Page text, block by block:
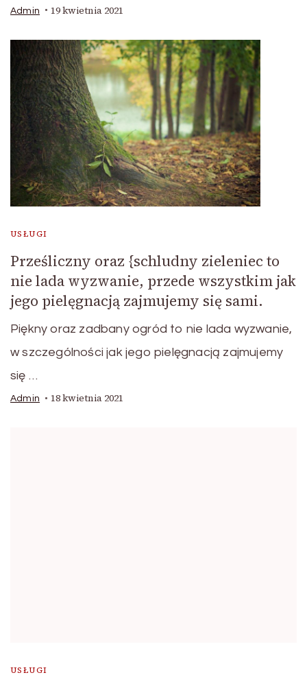
Admin 19 kwietnia 2021
USŁUGI
Prześliczny oraz {schludny zieleniec to
nie lada wyzwanie, przede wszystkim jak
jego pielęgnacją zajmujemy się sami.
Piękny oraz zadbany ogród to nie lada wyzwanie,
w szczególności jak jego pielęgnacją zajmujemy
się …
Admin 18 kwietnia 2021
USŁUGI